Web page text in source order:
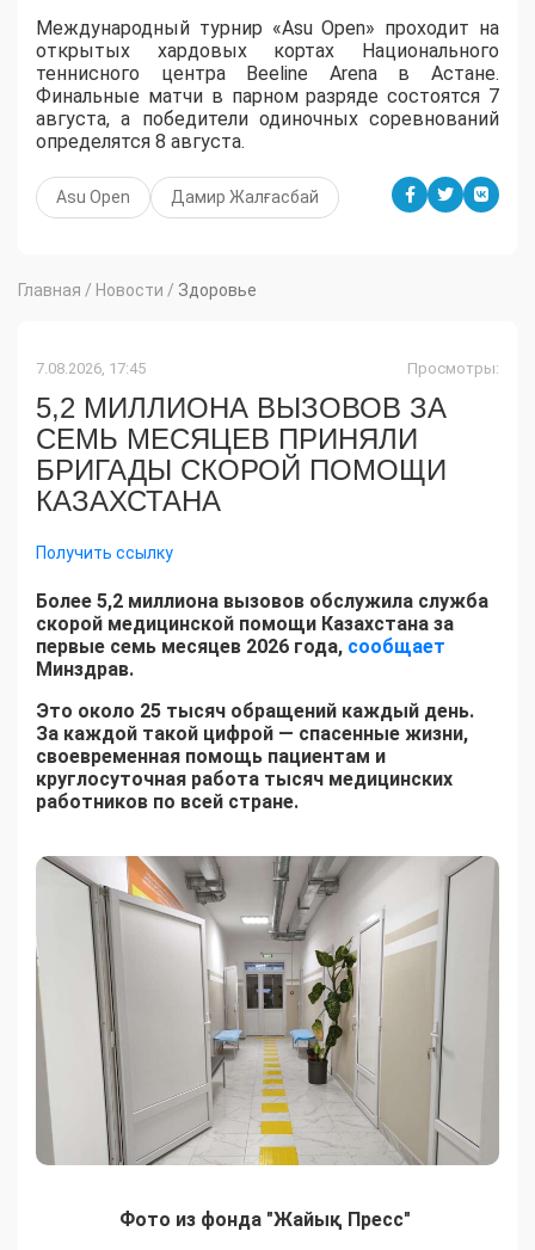
Международный турнир «Asu Open» проходит на
открытых хардовых кортах Национального
теннисного центра Beeline Arena в Астане.
Финальные матчи в парном разряде состоятся 7
августа, а победители одиночных соревнований
определятся 8 августа.
Asu Open Дамир Жалғасбай
Главная / Новости / Здоровье
7.08.2026, 17:45 Просмотры:
5,2 МИЛЛИОНА ВЫЗОВОВ ЗА
СЕМЬ МЕСЯЦЕВ ПРИНЯЛИ
БРИГАДЫ СКОРОЙ ПОМОЩИ
КАЗАХСТАНА
Получить ссылку
Более 5,2 миллиона вызовов обслужила служба
скорой медицинской помощи Казахстана за
первые семь месяцев 2026 года, сообщает
Минздрав.
Это около 25 тысяч обращений каждый день.
За каждой такой цифрой — спасенные жизни,
своевременная помощь пациентам и
круглосуточная работа тысяч медицинских
работников по всей стране.
Фото из фонда "Жайық Пресс"